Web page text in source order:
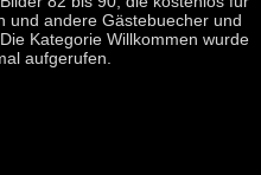
und andere Gästebuecher und
Kategorie Willkommen wurde
aufgerufen.